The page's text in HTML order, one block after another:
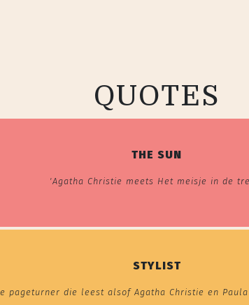
QUOTES
THE SUN
'Agatha Christie meets Het meisje in de
STYLIST
pageturner die leest alsof Agatha Christie en